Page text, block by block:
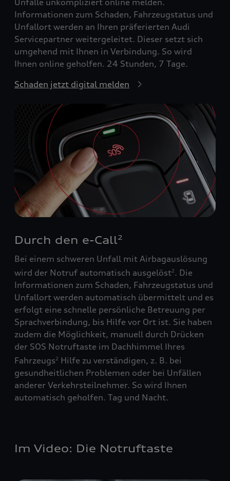
Unfälle unkompliziert online melden.
Informationen zum Schaden, Fahrzeugstatus und
Unfallort werden an Ihren präferierten Audi
Servicepartner weitergeleitet. Dieser setzt sich
umgehend mit Ihnen in Verbindung. So wird
Ihnen online geholfen. 24 Stunden, 7 Tage.
Schaden jetzt digital melden
Durch den e-Call2
Bei einem schweren Unfall mit Airbagauslösung
wird der Notruf automatisch ausgelöst2 . Die
Informationen zum Schaden, Fahrzeugstatus und
Unfallort werden automatisch übermittelt und es
erfolgt eine schnelle persönliche Betreuung per
Sprachverbindung, bis Hilfe vor Ort ist. Sie haben
zudem die Möglichkeit, manuell durch Drücken
der SOS Notruftaste im Dachhimmel Ihres
Fahrzeugs2 Hilfe zu verständigen, z. B. bei
gesundheitlichen Problemen oder bei Unfällen
anderer Verkehrsteilnehmer. So wird Ihnen
automatisch geholfen. Tag und Nacht.
Im Video: Die Notruftaste